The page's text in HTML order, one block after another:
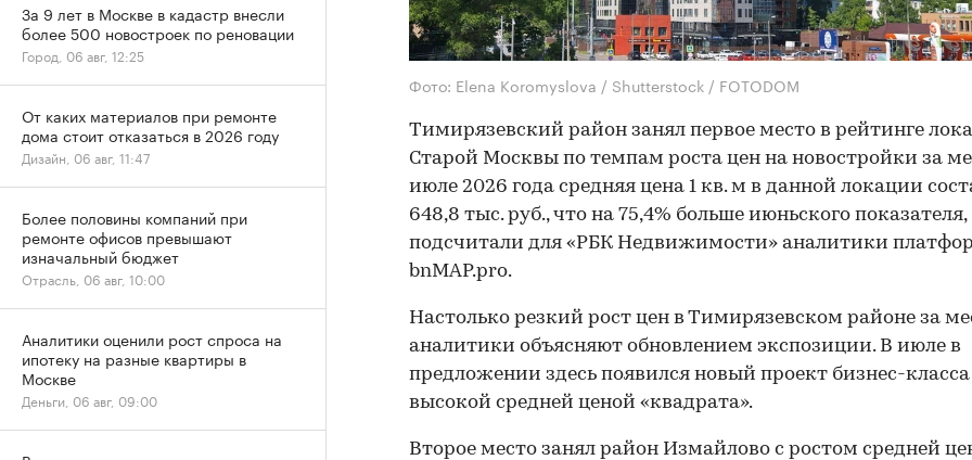
Фото: Elena Koromyslova / Shutterstock / FOTODOM
Тимирязевский район занял первое место в рейтинге
Старой Москвы по темпам роста цен на новостройки за
июле 2026 года средняя цена 1 кв. м в данной локации
648,8 тыс. руб., что на 75,4% больше июньского показателя,
подсчитали для «РБК Недвижимости» аналитики
bnMAP.pro.
Настолько резкий рост цен в Тимирязевском районе за
аналитики объясняют обновлением экспозиции. В июле в
предложении здесь появился новый проект бизнес-класса
высокой средней ценой «квадрата».
Второе место занял район Измайлово с ростом средней
За 9 лет в Москве в кадастр внесли
более 500 новостроек по реновации
Город, 06 авг, 12:25
От каких материалов при ремонте
дома стоит отказаться в 2026 году
Дизайн, 06 авг, 11:47
Более половины компаний при
ремонте офисов превышают
изначальный бюджет
Отрасль, 06 авг, 10:00
Аналитики оценили рост спроса на
ипотеку на разные квартиры в
Москве
Деньги, 06 авг, 09:00